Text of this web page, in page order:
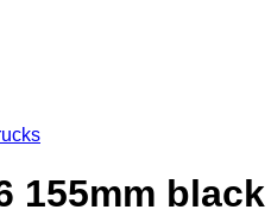
155mm black